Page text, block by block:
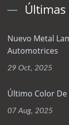
Nuevo Metal
Automotrices
29 Oct, 2025
Último Color De
07 Aug, 2025